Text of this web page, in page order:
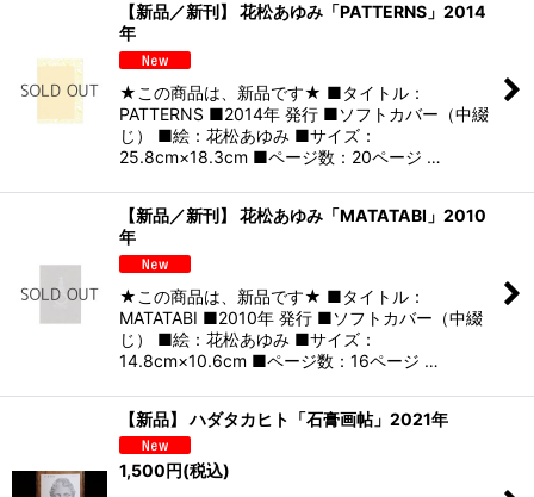
【新品／新刊】 花松あゆみ「PATTERNS」2014
年
★この商品は、新品です★ ■タイトル：
PATTERNS ■2014年 発行 ■ソフトカバー（中綴
じ） ■絵：花松あゆみ ■サイズ：
25.8cm×18.3cm ■ページ数：20ページ …
【新品／新刊】 花松あゆみ「MATATABI」2010
年
★この商品は、新品です★ ■タイトル：
MATATABI ■2010年 発行 ■ソフトカバー（中綴
じ） ■絵：花松あゆみ ■サイズ：
14.8cm×10.6cm ■ページ数：16ページ …
【新品】 ハダタカヒト「石膏画帖」2021年
1,500円(税込)